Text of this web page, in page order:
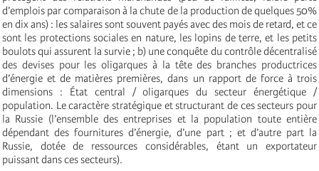
d’emplois par comparaison à la chute de la production de quelques 50%
en dix ans) : les salaires sont souvent payés avec des mois de retard, et ce
sont les protections sociales en nature, les lopins de terre, et les petits
boulots qui assurent la survie ; b) une conquête du contrôle décentralisé
des devises pour les oligarques à la tête des branches productrices
d’énergie et de matières premières, dans un rapport de force à trois
dimensions : État central / oligarques du secteur énergétique /
population. Le caractère stratégique et structurant de ces secteurs pour
la Russie (l’ensemble des entreprises et la population toute entière
dépendant des fournitures d’énergie, d’une part ; et d’autre part la
Russie, dotée de ressources considérables, étant un exportateur
puissant dans ces secteurs).